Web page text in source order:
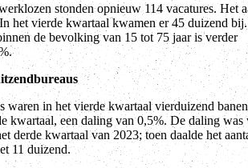
stonden opnieuw 114 vacatures. Het
het vierde kwartaal kwamen er 45 duizend
de bevolking van 15 tot 75 jaar is verder
waren in het vierde kwartaal vierduizend
kwartaal, een daling van 0,5%. De daling was
derde kwartaal van 2023; toen daalde het
11 duizend.